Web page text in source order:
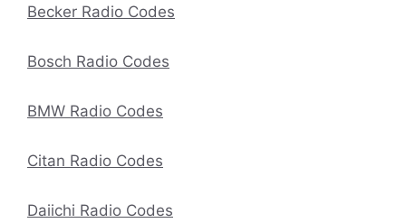
Becker Radio Codes
Bosch Radio Codes
BMW Radio Codes
Citan Radio Codes
Daiichi Radio Codes